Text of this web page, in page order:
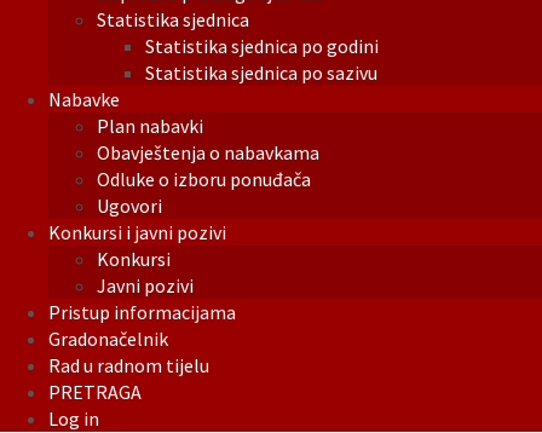
Statistika sjednica
Statistika sjednica po godini
Statistika sjednica po sazivu
Nabavke
Plan nabavki
Obavještenja o nabavkama
Odluke o izboru ponuđača
Ugovori
Konkursi i javni pozivi
Konkursi
Javni pozivi
Pristup informacijama
Gradonačelnik
Rad u radnom tijelu
PRETRAGA
Log in